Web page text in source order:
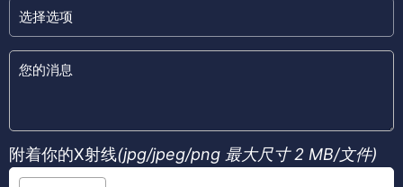
附着你的X射线(jpg/jpeg/png 最大尺寸 2 MB/文件)